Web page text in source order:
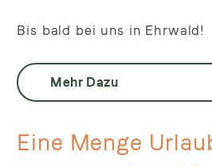
Bis bald bei uns in Ehrwald!
Mehr Dazu
Eine Menge